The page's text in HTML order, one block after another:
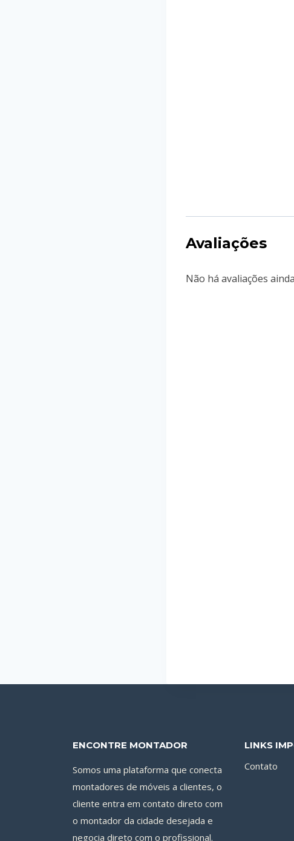
Avaliações
Não há avaliações
ENCONTRE MONTADOR
Somos uma plataforma que conecta
montadores de móveis a clientes, o
cliente entra em contato direto com
o montador da cidade desejada e
negocia direto com o profissional.
LINKS
Contato